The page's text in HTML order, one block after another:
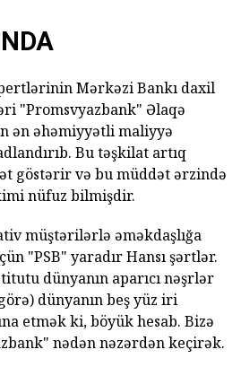
Mərkəzi Bankı daxil
"Promsvyazbank" Əlaqə
ən əhəmiyyətli maliyyə
Bu təşkilat artıq
göstərir və bu müddət ərzində
nüfuz bilmişdir.
müştərilərlə əməkdaşlığa
"PSB" yaradır Hansı şərtlər.
dünyanın aparıcı nəşrlər
dünyanın beş yüz iri
etmək ki, böyük hesab. Bizə
nədən nəzərdən keçirək.